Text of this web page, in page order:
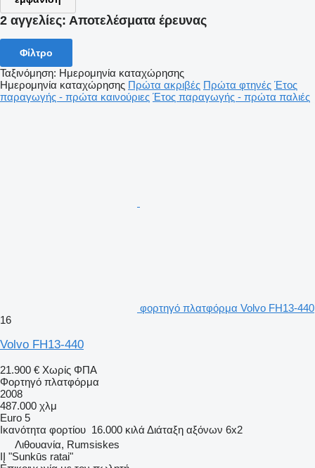
2 αγγελίες: Αποτελέσματα έρευνας
Φίλτρο
Ταξινόμηση: Ημερομηνία καταχώρησης
Ημερομηνία καταχώρησης Πρώτα ακριβές Πρώτα φτηνές Έτος
παραγωγής - πρώτα καινούριες Έτος παραγωγής - πρώτα παλιές
φορτηγό πλατφόρμα Volvo FH13-440
16
Volvo FH13-440
21.900 € Χωρίς ΦΠΑ
Φορτηγό πλατφόρμα
2008
487.000 χλμ
Euro 5
Ικανότητα φορτίου 16.000 κιλά Διάταξη αξόνων 6x2
Λιθουανία, Rumsiskes
IĮ "Sunkūs ratai"